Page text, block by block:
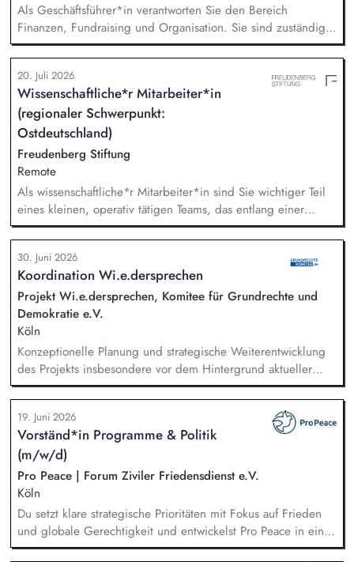
Als Geschäftsführer*in verantworten Sie den Bereich
Finanzen, Fundraising und Organisation. Sie sind zuständig
für die Finanzplanung, das Controlling und die Organisation
des Rechnungswesens. Sie leiten das Fundraising-Team und
entwickeln eine nachhaltige Fundraising Strategie. Sie sind
verantwortlich für das Personalmanagement und die operative
Steuerung von Prozessen zur Organisationsentwicklung.
20. Juli 2026
Wissenschaftliche*r Mitarbeiter*in
(regionaler Schwerpunkt:
Ostdeutschland)
Freudenberg Stiftung
Remote
Als wissenschaftliche*r Mitarbeiter*in sind Sie wichtiger Teil
eines kleinen, operativ tätigen Teams, das entlang einer
klaren Programmatik langfristig soziale Innovation
implementiert. Sie unterstützen die Geschäftsführung bei der
Umsetzung der Stiftungsprogrammatik und entwickeln dabei
die Internationalisierungsstrategie der Stiftung weiter. Sie
übersetzen wissenschaftliche Erkenntnisse in
alltagsangebundene Handlungsansätze entlang unserer
Stiftungsprogrammatik.
30. Juni 2026
Koordination Wi.e.dersprechen
Projekt Wi.e.dersprechen, Komitee für Grundrechte und
Demokratie e.V.
Köln
Konzeptionelle Planung und strategische Weiterentwicklung
des Projekts insbesondere vor dem Hintergrund aktueller
politischer Entwicklungen in den Projektregionen,
Öffentlichkeitsarbeit Print und web in Deutsch und Englisch,
Vertretung des Projekts bei Vorträgen, Netzwerk- u.
Fundraisingveranstaltungen, Weiterentwicklung des
Privatspendenfundraisings, regelmäßige Kommunikation mit
und das Gewinnen von (neuen) Spender*innen, Organisation
und Begleitung der etwa jährlich stattfindenden
Dialogseminare.
19. Juni 2026
Vorständ*in Programme & Politik
(m/w/d)
Pro Peace | Forum Ziviler Friedensdienst e.V.
Köln
Du setzt klare strategische Prioritäten mit Fokus auf Frieden
und globale Gerechtigkeit und entwickelst Pro Peace in einer
Phase der Neuausrichtung zukunftsfähig weiter. Du steuerst